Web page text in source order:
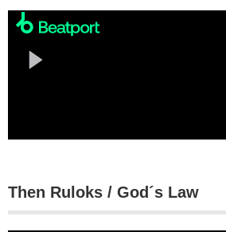
Then Ruloks / God´s Law